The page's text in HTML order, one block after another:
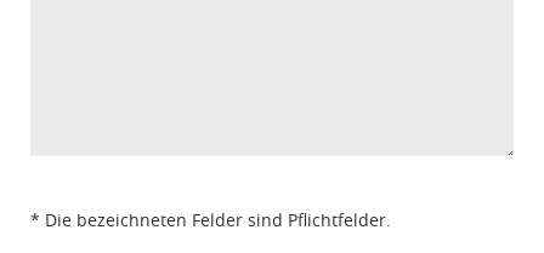
* Die bezeichneten Felder sind Pflichtfelder.